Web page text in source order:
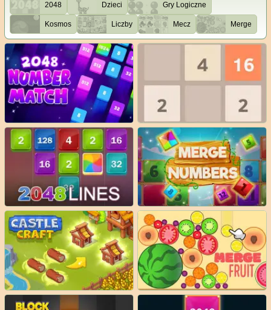
2048 Dzieci Gry Logiczne
Kosmos Liczby Mecz Merge